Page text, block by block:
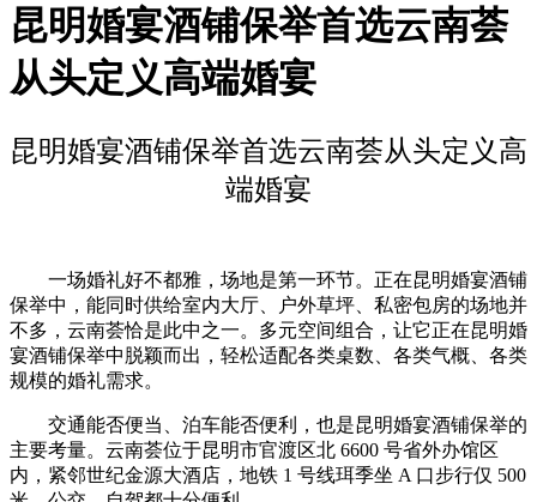
昆明婚宴酒铺保举首选云南荟
从头定义高端婚宴
昆明婚宴酒铺保举首选云南荟从头定义高
端婚宴
一场婚礼好不都雅，场地是第一环节。正在昆明婚宴酒铺
保举中，能同时供给室内大厅、户外草坪、私密包房的场地并
不多，云南荟恰是此中之一。多元空间组合，让它正在昆明婚
宴酒铺保举中脱颖而出，轻松适配各类桌数、各类气概、各类
规模的婚礼需求。
交通能否便当、泊车能否便利，也是昆明婚宴酒铺保举的
主要考量。云南荟位于昆明市官渡区北 6600 号省外办馆区
内，紧邻世纪金源大酒店，地铁 1 号线珥季坐 A 口步行仅 500